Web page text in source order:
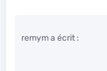
remym a écrit :